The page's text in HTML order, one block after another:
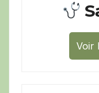
Voir